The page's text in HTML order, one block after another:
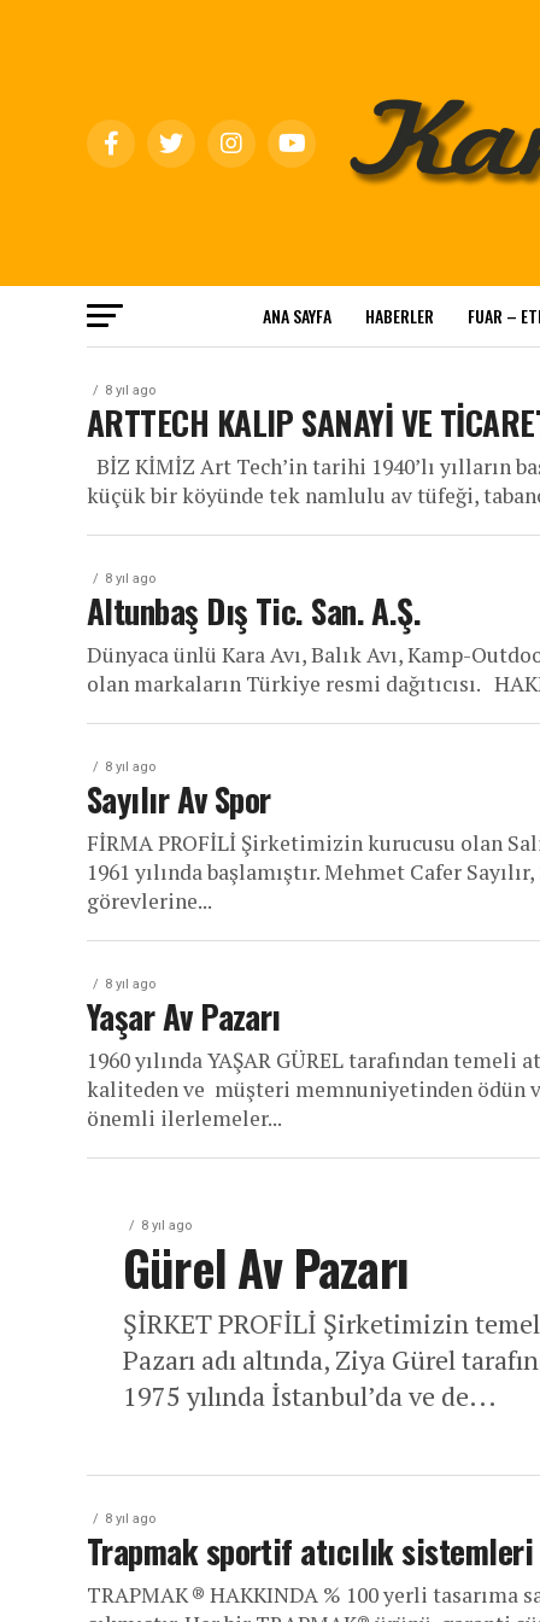
ANA SAYFA HABERLER FUAR –
8 yıl ago
ARTTECH KALIP SANAYİ VE
BİZ KİMİZ Art Tech’in tarihi 1940’lı yılların
küçük bir köyünde tek namlulu av tüfeği,
8 yıl ago
Altunbaş Dış Tic. San. A.Ş.
Dünyaca ünlü Kara Avı, Balık Avı, Kamp-
olan markaların Türkiye resmi dağıtıcısı.
8 yıl ago
Sayılır Av Spor
FİRMA PROFİLİ Şirketimizin kurucusu olan
1961 yılında başlamıştır. Mehmet Cafer
görevlerine...
8 yıl ago
Yaşar Av Pazarı
1960 yılında YAŞAR GÜREL tarafından temeli
kaliteden ve müşteri memnuniyetinden ödün
önemli ilerlemeler...
8 yıl ago
Gürel Av Pazarı
ŞİRKET PROFİLİ Şirketimizin
Pazarı adı altında, Ziya Gürel
1975 yılında İstanbul’da ve de...
8 yıl ago
Trapmak sportif atıcılık sistemleri
TRAPMAK ® HAKKINDA % 100 yerli tasarıma